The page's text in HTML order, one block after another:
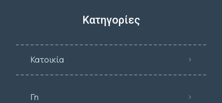
Κατηγορίες
Κατοικία
Γη